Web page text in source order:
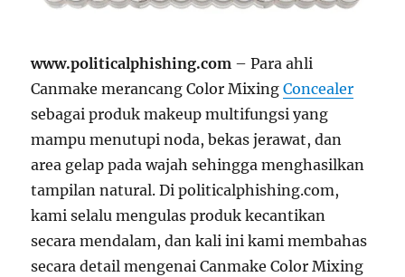
www.politicalphishing.com – Para ahli
Canmake merancang Color MixingConcealer
sebagai produk makeup multifungsi yang
mampu menutupi noda, bekas jerawat, dan
area gelap pada wajah sehingga menghasilkan
tampilan natural. Di politicalphishing.com,
kami selalu mengulas produk kecantikan
secara mendalam, dan kali ini kami membahas
secara detail mengenai Canmake Color Mixing